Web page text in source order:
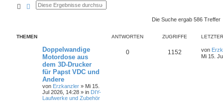
SucheErweiterte Suche
Die Suche ergab 586 Treffer
THEMEN ANTWORTEN ZUGRIFFE
Doppelwandige
Motordose aus
dem 3D-Drucker
für Papst VDC und
Andere
von Erzkanzler » Mi 15.
Jul 2026, 14:28 » in DIY-
Laufwerke und Zubehör
0 1152 von
Mi 15.